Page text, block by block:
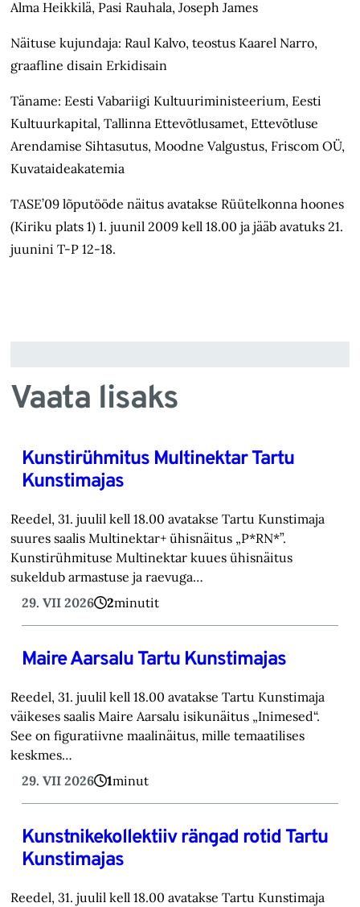
Alma Heikkilä, Pasi Rauhala, Joseph James
Näituse kujundaja: Raul Kalvo, teostus Kaarel Narro,
graafline disain Erkidisain
Täname: Eesti Vabariigi Kultuuriministeerium, Eesti
Kultuurkapital, Tallinna Ettevõtlusamet, Ettevõtluse
Arendamise Sihtasutus, Moodne Valgustus, Friscom OÜ,
Kuvataideakatemia
TASE’09 lõputööde näitus avatakse Rüütelkonna hoones
(Kiriku plats 1) 1. juunil 2009 kell 18.00 ja jääb avatuks 21.
juunini T-P 12-18.
Vaata lisaks
Kunstirühmitus Multinektar Tartu
Kunstimajas
Reedel, 31. juulil kell 18.00 avatakse Tartu Kunstimaja
suures saalis Multinektar+ ühisnäitus „P*RN*”.
Kunstirühmituse Multinektar kuues ühisnäitus
sukeldub armastuse ja raevuga…
29. VII 2026
2minutit
Maire Aarsalu Tartu Kunstimajas
Reedel, 31. juulil kell 18.00 avatakse Tartu Kunstimaja
väikeses saalis Maire Aarsalu isikunäitus „Inimesed“.
See on figuratiivne maalinäitus, mille temaatilises
keskmes…
29. VII 2026
1minut
Kunstnikekollektiiv rängad rotid Tartu
Kunstimajas
Reedel, 31. juulil kell 18.00 avatakse Tartu Kunstimaja